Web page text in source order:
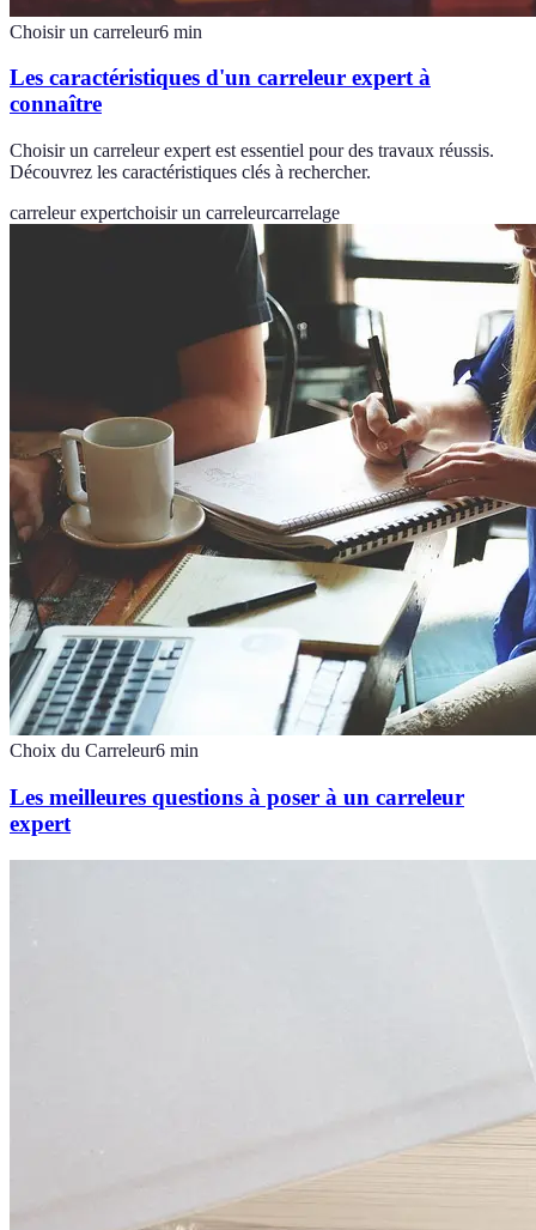
Choisir un carreleur6 min
Les caractéristiques d'un carreleur expert à
connaître
Choisir un carreleur expert est essentiel pour des travaux réussis.
Découvrez les caractéristiques clés à rechercher.
carreleur expertchoisir un carreleurcarrelage
Choix du Carreleur6 min
Les meilleures questions à poser à un carreleur
expert